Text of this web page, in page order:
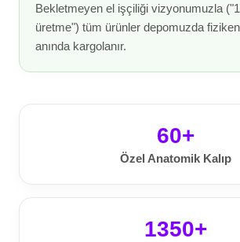
Bekletmeyen el işçiliği vizyonumuzla ("1
üretme") tüm ürünler depomuzda
anında kargolanır.
60+
Özel Anatomik Kalıp
1350+